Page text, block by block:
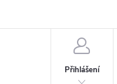
Přihlášení